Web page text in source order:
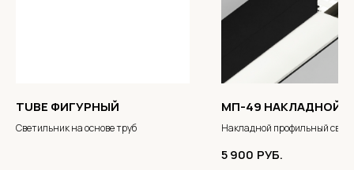
TUBE ФИГУРНЫЙ
Светильник на основе труб
МП-49 НАКЛАДНОЙ
Накладной профильный
5 900 РУБ.